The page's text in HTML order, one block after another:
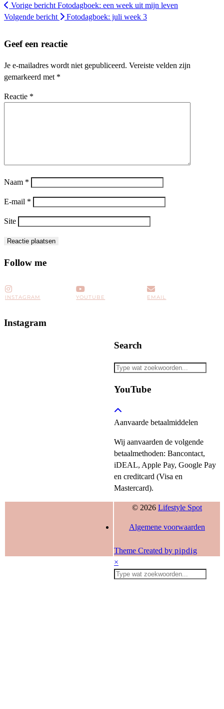
Vorige bericht Fotodagboek: een week uit mijn leven
Volgende bericht
Fotodagboek: juli week 3
Geef een reactie
Je e-mailadres wordt niet gepubliceerd. Vereiste velden zijn
gemarkeerd met *
Reactie *
Naam *
E-mail *
Site
Follow me
INSTAGRAM YOUTUBE EMAIL
Instagram
Search
YouTube
Aanvaarde betaalmiddelen
Wij aanvaarden de volgende
betaalmethoden: Bancontact,
iDEAL, Apple Pay, Google Pay
en creditcard (Visa en
Mastercard).
© 2026 Lifestyle Spot
Algemene voorwaarden
Theme Created by pipdig
×